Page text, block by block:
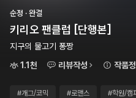
순정 · 완결
키리오 팬클럽 [단행본]
지구의 물고기 퐁짱
1.1천
리뷰작성 작품
#개그/코믹 #로맨스 #학원/캠